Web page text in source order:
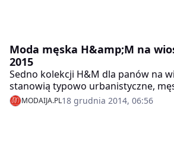
Moda męska H&amp;M na
2015
Sedno kolekcji H&M dla panów na
stanowią typowo urbanistyczne,
Krótkie kurtki przypominające bluzę,
motocyklowe, parki, kurtki dżinsowe
MODAIJA.PL18 grudnia 2014, 06:56